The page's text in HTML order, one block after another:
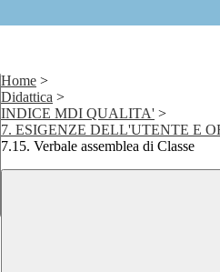
Home >
Didattica >
INDICE MDI QUALITA' >
7. ESIGENZE DELL'UTENTE E
7.15. Verbale assemblea di Classe